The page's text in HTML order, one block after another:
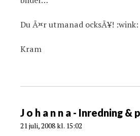
Du Ã¤r utmanad ocksÃ¥! :wink:
Kram
J o h a n n a - Inredning &
21 juli, 2008 kl. 15:02